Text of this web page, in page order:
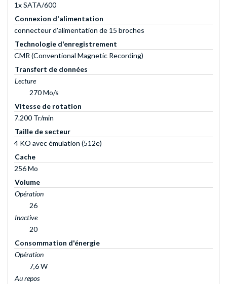
1x SATA/600
Connexion d'alimentation
connecteur d'alimentation de 15 broches
Technologie d'enregistrement
CMR (Conventional Magnetic Recording)
Transfert de données
Lecture
270 Mo/s
Vitesse de rotation
7.200 Tr/min
Taille de secteur
4 KO avec émulation (512e)
Cache
256 Mo
Volume
Opération
26
Inactive
20
Consommation d'énergie
Opération
7,6 W
Au repos